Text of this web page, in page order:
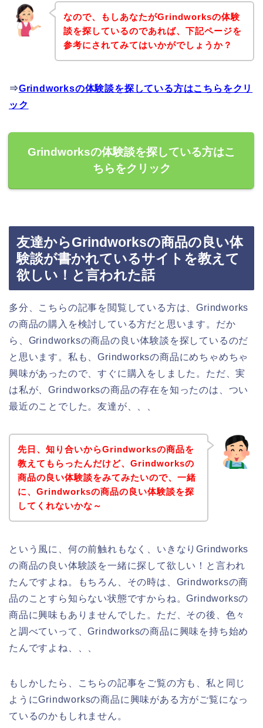
なので、もしあなたがGrindworksの体験
談を探しているのであれば、下記ページを
参考にされてみてはいかがでしょうか？
⇒Grindworksの体験談を探している方はこちらをクリ
ック
Grindworksの体験談を探している方はこ
ちらをクリック
友達からGrindworksの商品の良い体
験談が書かれているサイトを教えて
欲しい！と言われた話
多分、こちらの記事を閲覧している方は、Grindworks
の商品の購入を検討している方だと思います。だか
ら、Grindworksの商品の良い体験談を探しているのだ
と思います。私も、Grindworksの商品にめちゃめちゃ
興味があったので、すぐに購入をしました。ただ、実
は私が、Grindworksの商品の存在を知ったのは、つい
最近のことでした。友達が、、、
先日、知り合いからGrindworksの商品を
教えてもらったんだけど、Grindworksの
商品の良い体験談をみてみたいので、一緒
に、Grindworksの商品の良い体験談を探
してくれないかな～
という風に、何の前触れもなく、いきなりGrindworks
の商品の良い体験談を一緒に探して欲しい！と言われ
たんですよね。もちろん、その時は、Grindworksの商
品のことすら知らない状態ですからね。Grindworksの
商品に興味もありませんでした。ただ、その後、色々
と調べていって、Grindworksの商品に興味を持ち始め
たんですよね、、、
もしかしたら、こちらの記事をご覧の方も、私と同じ
ようにGrindworksの商品に興味がある方がご覧になっ
ているのかもしれません。